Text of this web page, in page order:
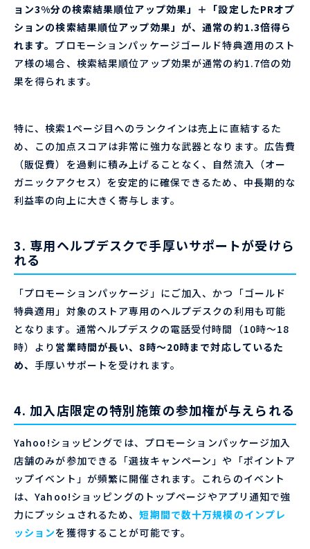
ョン3%分の検索結果順位アップ効果」＋「設定したPRオプ
ションの検索結果順位アップ効果」が、通常の約1.3倍得ら
れます。 プロモーションパッケージゴールド特典適用のスト
ア様の場合、検索結果順位アップ効果が通常の約1.7倍の効
果を得られます。
特に、検索1ページ目へのランクインは売上に直結するた
め、この加点スコアは非常に強力な武器となります。広告費
（販促費）を過剰に積み上げることなく、自然流入（オー
ガニックアクセス）を安定的に確保できるため、中長期的な
利益率の向上に大きく寄与します。
3. 専用ヘルプデスクで手厚いサポートが受けら
れる
「プロモーションパッケージ」にご加入、かつ「ゴールド
特典適用」対象のストア専用のヘルプデスクの利用も可能
となります。通常ヘルプデスクの電話受付時間（10時～18
時）より 営業時間が長い、8時～20時まで対応しているた
め、 手厚いサポートを受けれます。
4. 加入店限定の特別施策の参加権が与えられる
Yahoo!ショッピングでは、プロモーションパッケージ加入
店舗のみが参加できる「選抜キャンペーン」や「ポイントア
ップイベント」が頻繁に開催されます。これらのイベント
は、Yahoo!ショッピングのトップページやアプリ通知で強
力にプッシュされるため、短期間で数十万規模のインプレ
ッションを獲得することが可能です。